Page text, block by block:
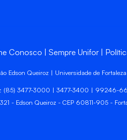
Conosco Sempre Unifor
Edson Queiroz | Universidade de Fortaleza
(85) 3477-3000 | 3477-3400 | 99246-
- Edson Queiroz - CEP 60811-905 -